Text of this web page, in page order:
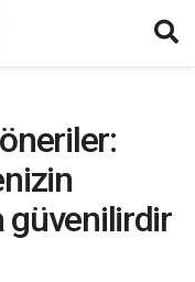
güvenilirdir